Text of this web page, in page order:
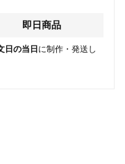
即日商品
日の当日 に制作・発送し